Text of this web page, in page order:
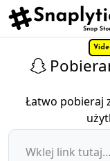
Łatwo pobieraj